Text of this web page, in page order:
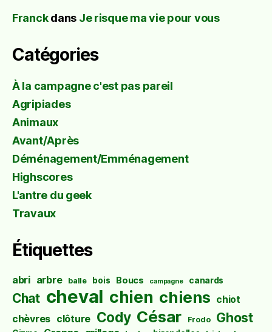
Franckdans Je risque ma vie pour vous
Catégories
À la campagne c'est pas pareil
Agripiades
Animaux
Avant/Après
Déménagement/Emménagement
Highscores
L'antre du geek
Travaux
Étiquettes
abri arbre balle bois Boucs campagne canards
Chat cheval chien chiens chiot
chèvres clôture Cody César Frodo Ghost